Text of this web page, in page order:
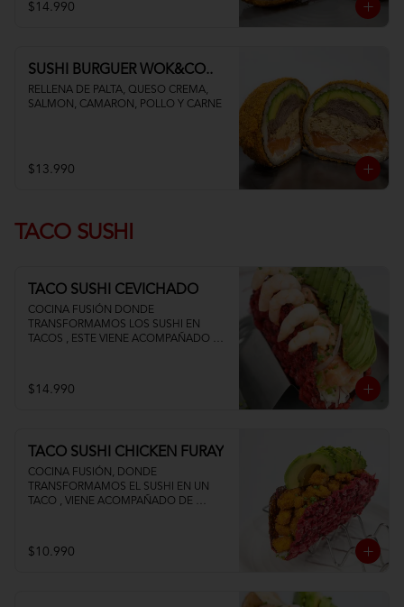
$14.990
SUSHI BURGUER WOK&CO..
RELLENA DE PALTA, QUESO CREMA,
SALMON, CAMARON, POLLO Y CARNE
$13.990
TACO SUSHI
TACO SUSHI CEVICHADO
COCINA FUSIÓN DONDE
TRANSFORMAMOS LOS SUSHI EN
TACOS , ESTE VIENE ACOMPAÑADO DE
$14.990
TACO SUSHI CHICKEN FURAY
COCINA FUSIÓN, DONDE
TRANSFORMAMOS EL SUSHI EN UN
TACO , VIENE ACOMPAÑADO DE
$10.990